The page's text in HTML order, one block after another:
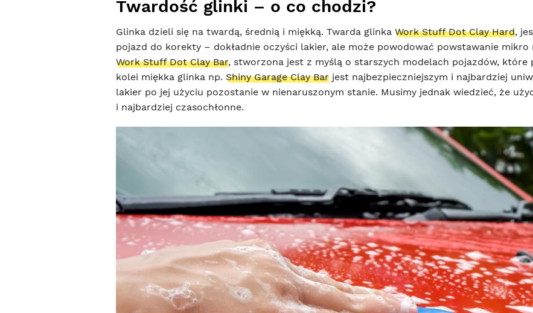
Twardość glinki – o co chodzi?
Glinka dzieli się na twardą, średnią i miękką. Twarda glinka Work Stuff Dot Clay Hard,
pojazd do korekty – dokładnie oczyści lakier, ale może powodować powstawanie
Work Stuff Dot Clay Bar, stworzona jest z myślą o starszych modelach pojazdów, które
kolei miękka glinka np. Shiny Garage Clay Bar jest najbezpieczniejszym i najbardziej
lakier po jej użyciu pozostanie w nienaruszonym stanie. Musimy jednak wiedzieć, że
i najbardziej czasochłonne.